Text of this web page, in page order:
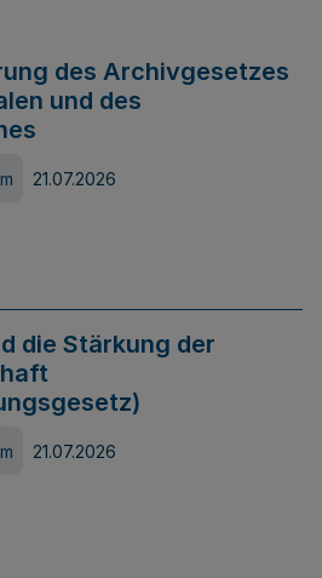
des Archivgesetzes
und des
21.07.2026
die Stärkung der
21.07.2026